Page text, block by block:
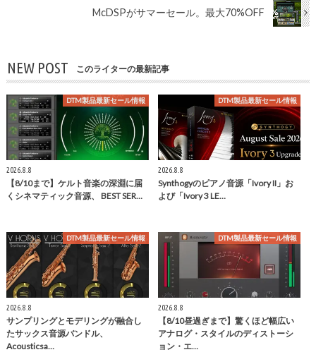
McDSPがサマーセール。最大70%OFF
NEW POST このライターの最新記事
DTM製品最新セール情報
2026.8.8
【8/10まで】ケルト音楽の深淵に届
くシネマティック音源、 BEST SER…
DTM製品最新セール情報
2026.8.8
Synthogyのピアノ音源「Ivory II」お
よび「Ivory 3 LE…
DTM製品最新セール情報
2026.8.8
サンプリングとモデリングが融合し
たサックス音源バンドル、
Acousticsa…
DTM製品最新セール情報
2026.8.8
【8/10昼過ぎまで】驚くほど幅広い
アナログ・スタイルのディストーシ
ョン・エ…